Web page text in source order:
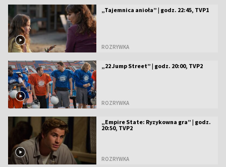
„Tajemnica anioła” | godz. 22:45, TVP1
ROZRYWKA
„22 Jump Street” | godz. 20:00, TVP2
ROZRYWKA
„Empire State: Ryzykowna gra” | godz.
20:50, TVP2
ROZRYWKA